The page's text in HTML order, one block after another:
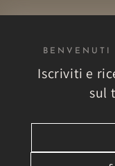
Iscriviti e
sul
l'e-